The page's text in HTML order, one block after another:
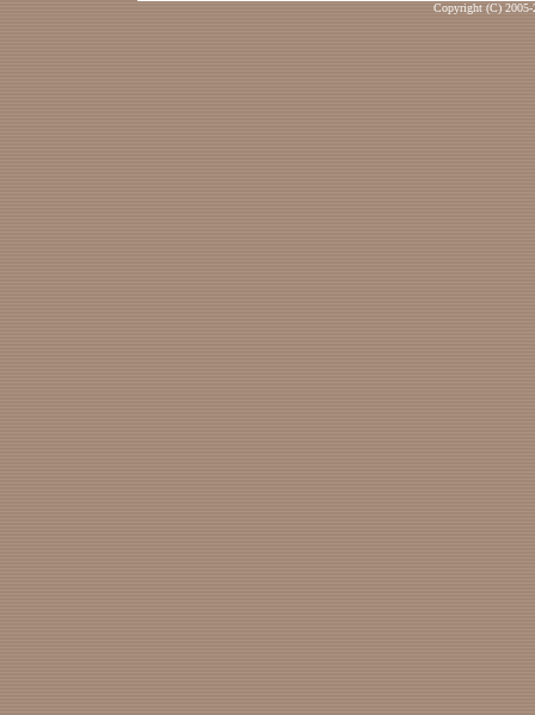
Copyright (C) 2005-